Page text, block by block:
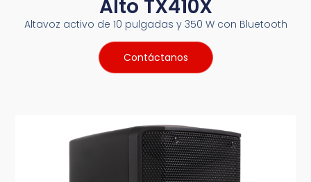
Alto TX410X
Altavoz activo de 10 pulgadas y 350 W con Bluetooth
Contáctanos